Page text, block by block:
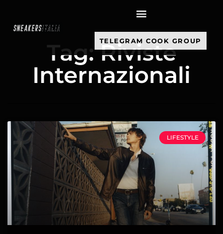
TELEGRAM COOK GROUP
Tag: Riviste
Internazionali
LIFESTYLE